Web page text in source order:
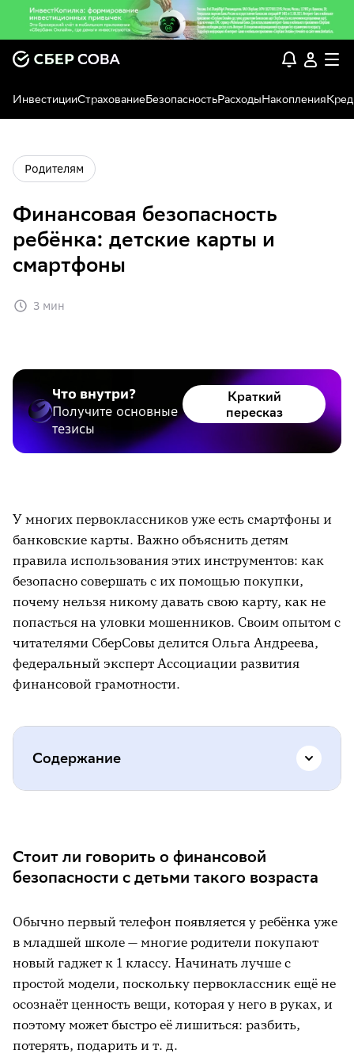
ИнвестицииСтрахованиеБезопасностьРасходыНакопления
Родителям
Финансовая безопасность
ребёнка: детские карты и
смартфоны
3 мин
Что внутри?
Получите основные
тезисы
Краткий
пересказ
У многих первоклассников уже есть смартфоны и
банковские карты. Важно объяснить детям
правила использования этих инструментов: как
безопасно совершать с их помощью покупки,
почему нельзя никому давать свою карту, как не
попасться на уловки мошенников. Своим опытом с
читателями СберСовы делится Ольга Андреева,
федеральный эксперт Ассоциации развития
финансовой грамотности.
Содержание
Мошенники тоже знают детскую
Правила финансовой безопасности в
действии
Реклама может проделать дыру в вашем
семейном бюджете
Доверяем, но проверяем
Говорим, а всё без толку? Сохраняем
Стоит ли говорить о финансовой
безопасности с детьми такого возраста
Обычно первый телефон появляется у ребёнка уже
в младшей школе — многие родители покупают
новый гаджет к 1 классу. Начинать лучше с
простой модели, поскольку первоклассник ещё не
осознаёт ценность вещи, которая у него в руках, и
поэтому может быстро её лишиться: разбить,
потерять, подарить и т. д.